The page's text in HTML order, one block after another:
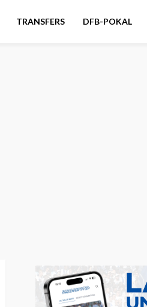
TRANSFERS DFB-POKAL